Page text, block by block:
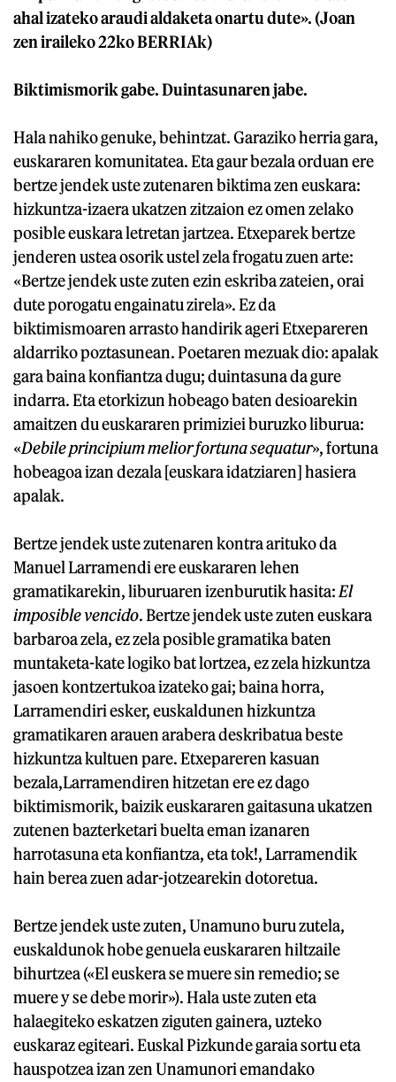
ahal izateko araudi aldaketa onartu dute». (Joan
zen iraileko 22ko BERRIAk)
Biktimismorik gabe. Duintasunaren jabe.
Hala nahiko genuke, behintzat. Garaziko herria gara,
euskararen komunitatea. Eta gaur bezala orduan ere
bertze jendek uste zutenaren biktima zen euskara:
hizkuntza-izaera ukatzen zitzaion ez omen zelako
posible euskara letretan jartzea. Etxeparek bertze
jenderen ustea osorik ustel zela frogatu zuen arte:
«Bertze jendek uste zuten ezin eskriba zateien, orai
dute porogatu engainatu zirela». Ez da
biktimismoaren arrasto handirik ageri Etxepareren
aldarriko poztasunean. Poetaren mezuak dio: apalak
gara baina konfiantza dugu; duintasuna da gure
indarra. Eta etorkizun hobeago baten desioarekin
amaitzen du euskararen primiziei buruzko liburua:
«Debileprincipiummeliorfortunasequatur», fortuna
hobeagoa izan dezala [euskara idatziaren] hasiera
apalak.
Bertze jendek uste zutenaren kontra arituko da
Manuel Larramendi ere euskararen lehen
gramatikarekin, liburuaren izenburutik hasita: El
imposible vencido. Bertze jendek uste zuten euskara
barbaroa zela, ez zela posible gramatika baten
muntaketa-kate logiko bat lortzea, ez zela hizkuntza
jasoen kontzertukoa izateko gai; baina horra,
Larramendiri esker, euskaldunen hizkuntza
gramatikaren arauen arabera deskribatua beste
hizkuntza kultuen pare. Etxepareren kasuan
bezala,Larramendiren hitzetan ere ez dago
biktimismorik, baizik euskararen gaitasuna ukatzen
zutenen bazterketari buelta eman izanaren
harrotasuna eta konfiantza, eta tok!, Larramendik
hain berea zuen adar-jotzearekin dotoretua.
Bertze jendek uste zuten, Unamuno buru zutela,
euskaldunok hobe genuela euskararen hiltzaile
bihurtzea («El euskera se muere sin remedio; se
muere y se debe morir»). Hala uste zuten eta
halaegiteko eskatzen ziguten gainera, uzteko
euskaraz egiteari. Euskal Pizkunde garaia sortu eta
hauspotzea izan zen Unamunori emandako